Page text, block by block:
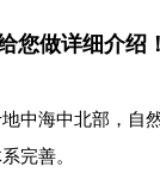
您做详细介绍！
中海中北部，自
完善。